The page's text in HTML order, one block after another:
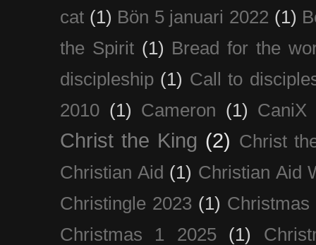
cat (1) Bön 5 januari 2022 (1)
the Spirit (1) Bread for the
discipleship (1) Call to
2010 (1) Cameron (1) CaniX
Christ the King (2) Christ
Christian Aid (1) Christian Aid
Christingle 2023 (1) Christmas
Christmas 1 2025
(1)